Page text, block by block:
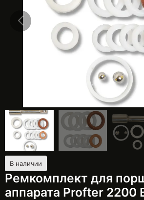
В наличии
Ремкомплект для
аппарата Profter 2200